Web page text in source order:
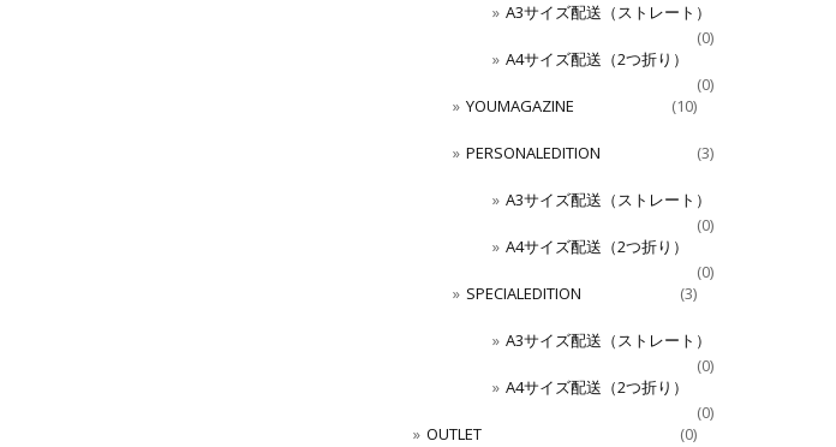
A3サイズ配送（ストレート）
(0)
A4サイズ配送（2つ折り）
(0)
YOUMAGAZINE
(10)
PERSONALEDITION (3)
A3サイズ配送（ストレート）
(0)
A4サイズ配送（2つ折り）
(0)
SPECIALEDITION
(3)
A3サイズ配送（ストレート）
(0)
A4サイズ配送（2つ折り）
(0)
OUTLET
(0)